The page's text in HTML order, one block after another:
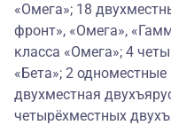
«Омега»; 18
фронт», «Омега»,
класса «Омега»; 4
«Бета»; 2
двухместная
четырёхместных